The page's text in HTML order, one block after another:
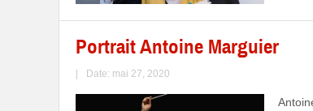
Portrait Antoine Marguier
Date: mai 27, 2020